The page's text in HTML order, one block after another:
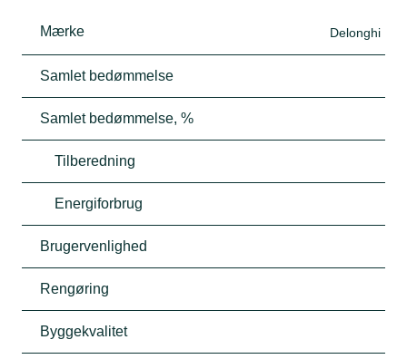
Mærke Delonghi
Samlet bedømmelse
Samlet bedømmelse, %
Tilberedning
Energiforbrug
Brugervenlighed
Rengøring
Byggekvalitet